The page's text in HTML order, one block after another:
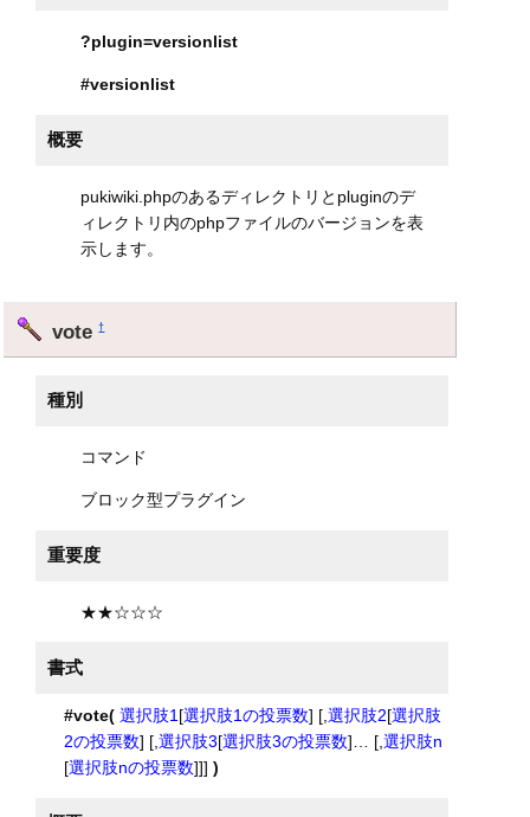
?plugin=versionlist
#versionlist
概要
pukiwiki.phpのあるディレクトリとpluginのデ
ィレクトリ内のphpファイルのバージョンを表
示します。
vote†
種別
コマンド
ブロック型プラグイン
重要度
★★☆☆☆
書式
#vote( 選択肢1[選択肢1の投票数] [,選択肢2[選択肢
2の投票数] [,選択肢3[選択肢3の投票数]… [,選択肢n
[選択肢nの投票数]]] )